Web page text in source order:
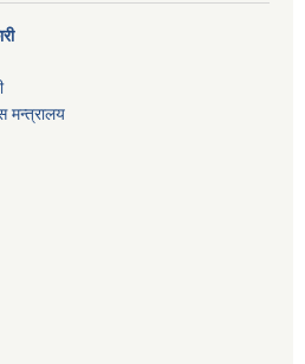
मन्त्रालय